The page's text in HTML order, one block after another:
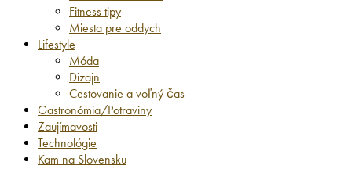
Fitness tipy
Miesta pre oddych
Lifestyle
Móda
Dizajn
Cestovanie a voľný čas
Gastronómia/Potraviny
Zaujímavosti
Technológie
Kam na Slovensku